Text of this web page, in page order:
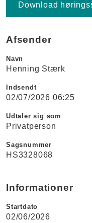
Download
Afsender
Navn
Henning Stærk
Indsendt
02/07/2026 06:25
Udtaler sig som
Privatperson
Sagsnummer
HS3328068
Informationer
Startdato
02/06/2026